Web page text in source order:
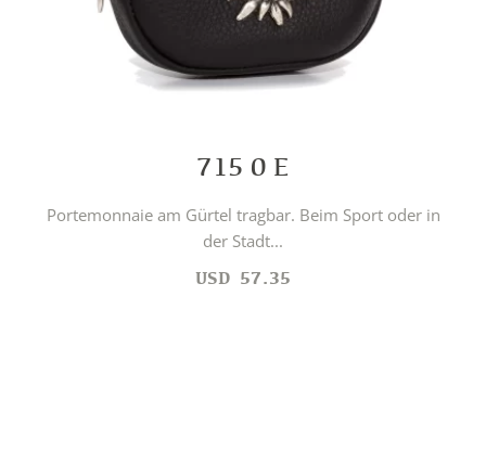
715 0 E
Portemonnaie am Gürtel tragbar. Beim Sport oder in
der Stadt...
USD 57.35